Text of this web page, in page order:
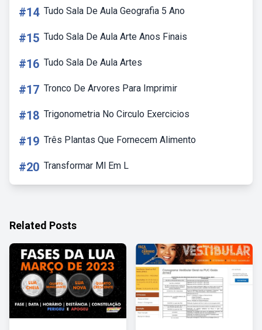
#14 Tudo Sala De Aula Geografia 5 Ano
#15 Tudo Sala De Aula Arte Anos Finais
#16 Tudo Sala De Aula Artes
#17 Tronco De Arvores Para Imprimir
#18 Trigonometria No Circulo Exercicios
#19 Três Plantas Que Fornecem Alimento
#20 Transformar Ml Em L
Related Posts